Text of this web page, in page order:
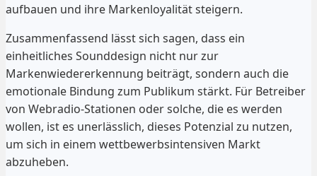
aufbauen und ihre Markenloyalität steigern.
Zusammenfassend lässt sich sagen, dass ein
einheitliches Sounddesign nicht nur zur
Markenwiedererkennung beiträgt, sondern auch die
emotionale Bindung zum Publikum stärkt. Für Betreiber
von Webradio-Stationen oder solche, die es werden
wollen, ist es unerlässlich, dieses Potenzial zu nutzen,
um sich in einem wettbewerbsintensiven Markt
abzuheben.